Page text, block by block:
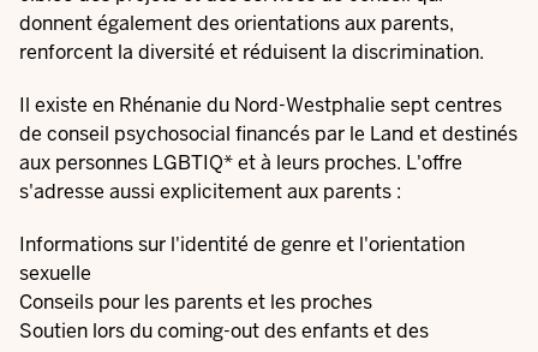
donnent également des orientations aux parents,
renforcent la diversité et réduisent la discrimination.
Il existe en Rhénanie du Nord-Westphalie sept centres
de conseil psychosocial financés par le Land et destinés
aux personnes LGBTIQ* et à leurs proches. L'offre
s'adresse aussi explicitement aux parents :
Informations sur l'identité de genre et l'orientation
sexuelle
Conseils pour les parents et les proches
Soutien lors du coming-out des enfants et des